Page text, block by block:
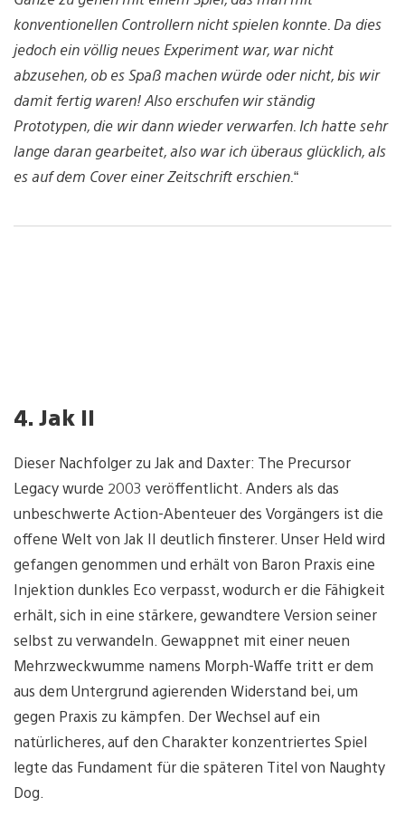
konventionellen Controllern nicht spielen konnte. Da dies
jedoch ein völlig neues Experiment war, war nicht
abzusehen, ob es Spaß machen würde oder nicht, bis wir
damit fertig waren! Also erschufen wir ständig
Prototypen, die wir dann wieder verwarfen. Ich hatte sehr
lange daran gearbeitet, also war ich überaus glücklich, als
es auf dem Cover einer Zeitschrift erschien.“
4. Jak II
Dieser Nachfolger zu Jak and Daxter: The Precursor
Legacy wurde 2003 veröffentlicht. Anders als das
unbeschwerte Action-Abenteuer des Vorgängers ist die
offene Welt von Jak II deutlich finsterer. Unser Held wird
gefangen genommen und erhält von Baron Praxis eine
Injektion dunkles Eco verpasst, wodurch er die Fähigkeit
erhält, sich in eine stärkere, gewandtere Version seiner
selbst zu verwandeln. Gewappnet mit einer neuen
Mehrzweckwumme namens Morph-Waffe tritt er dem
aus dem Untergrund agierenden Widerstand bei, um
gegen Praxis zu kämpfen. Der Wechsel auf ein
natürlicheres, auf den Charakter konzentriertes Spiel
legte das Fundament für die späteren Titel von Naughty
Dog.